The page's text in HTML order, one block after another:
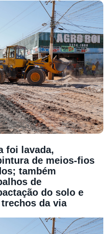
foi lavada,
de meios-fios
também
de
do solo e
da via